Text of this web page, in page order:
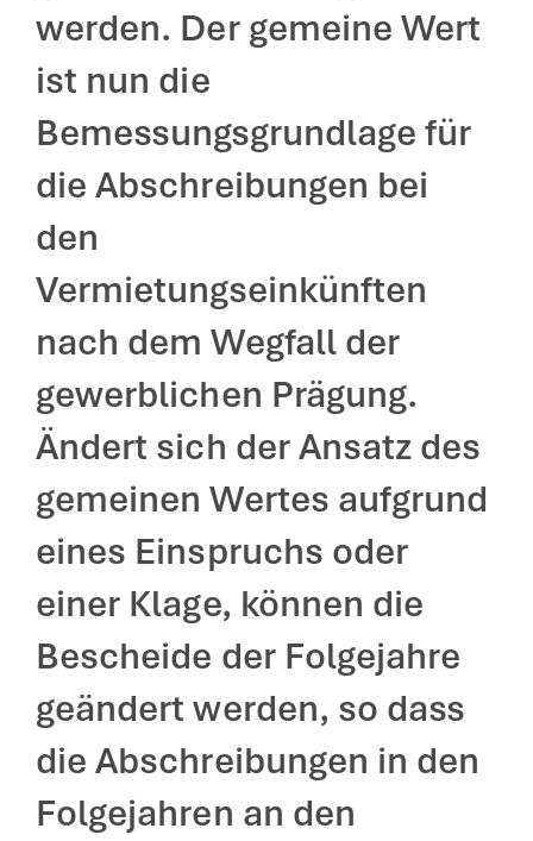
werden. Der gemeine Wert
ist nun die
Bemessungsgrundlage für
die Abschreibungen bei
den
Vermietungseinkünften
nach dem Wegfall der
gewerblichen Prägung.
Ändert sich der Ansatz des
gemeinen Wertes aufgrund
eines Einspruchs oder
einer Klage, können die
Bescheide der Folgejahre
geändert werden, so dass
die Abschreibungen in den
Folgejahren an den